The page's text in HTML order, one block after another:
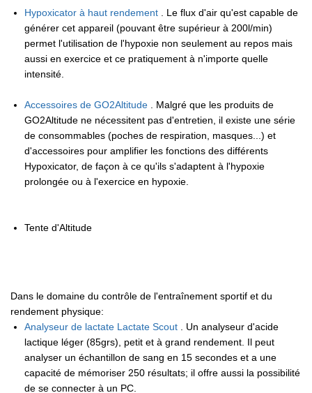
Hypoxicator à haut rendement . Le flux d'air qu'est capable de
générer cet appareil (pouvant être supérieur à 200l/min)
permet l'utilisation de l'hypoxie non seulement au repos mais
aussi en exercice et ce pratiquement à n'importe quelle
intensité.
Accessoires de GO2Altitude . Malgré que les produits de
GO2Altitude ne nécessitent pas d'entretien, il existe une série
de consommables (poches de respiration, masques...) et
d'accessoires pour amplifier les fonctions des différents
Hypoxicator, de façon à ce qu'ils s'adaptent à l'hypoxie
prolongée ou à l'exercice en hypoxie.
Tente d'Altitude
Dans le domaine du contrôle de l'entraînement sportif et du
rendement physique:
Analyseur de lactate Lactate Scout . Un analyseur d'acide
lactique léger (85grs), petit et à grand rendement. Il peut
analyser un échantillon de sang en 15 secondes et a une
capacité de mémoriser 250 résultats; il offre aussi la possibilité
de se connecter à un PC.